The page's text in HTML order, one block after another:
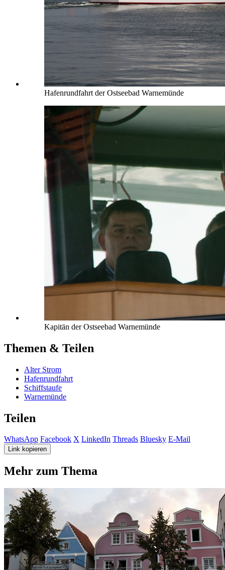
Hafenrundfahrt der Ostseebad Warnemünde
Kapitän der Ostseebad Warnemünde
Themen & Teilen
Alter Strom
Hafenrundfahrt
Schiffstaufe
Warnemünde
Teilen
WhatsApp Facebook X LinkedIn Threads Bluesky E-Mail
Link kopieren
Mehr zum Thema